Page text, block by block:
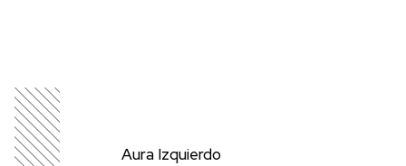
Aura Izquierdo